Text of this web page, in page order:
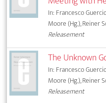
In: Francesco
Moore (Hg.), Reiner
Releasement
The Unknown
In: Francesco
Moore (Hg.), Reiner
Releasement